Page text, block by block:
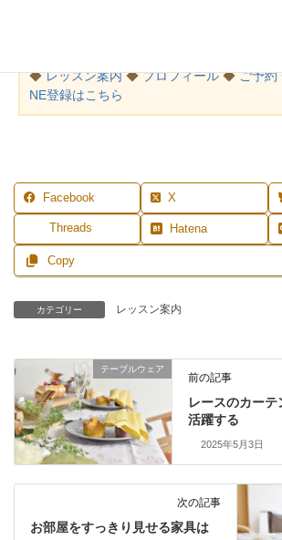
◆レッスン案内 ◆プロフィール ◆ご予約
NE登録はこちら
Facebook X
Threads Hatena
Copy
カテゴリー レッスン案内
テーブルウェア
前の記事
レースのカー
活躍する
2025年5月3日
次の記事
お部屋をすっきり見せる家具は